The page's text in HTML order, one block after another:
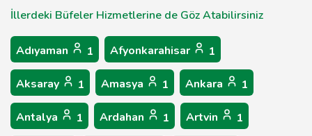
İllerdeki Büfeler Hizmetlerine de Göz Atabilirsiniz
Adıyaman 1 Afyonkarahisar 1
Aksaray 1 Amasya 1 Ankara 1
Antalya 1 Ardahan 1 Artvin 1